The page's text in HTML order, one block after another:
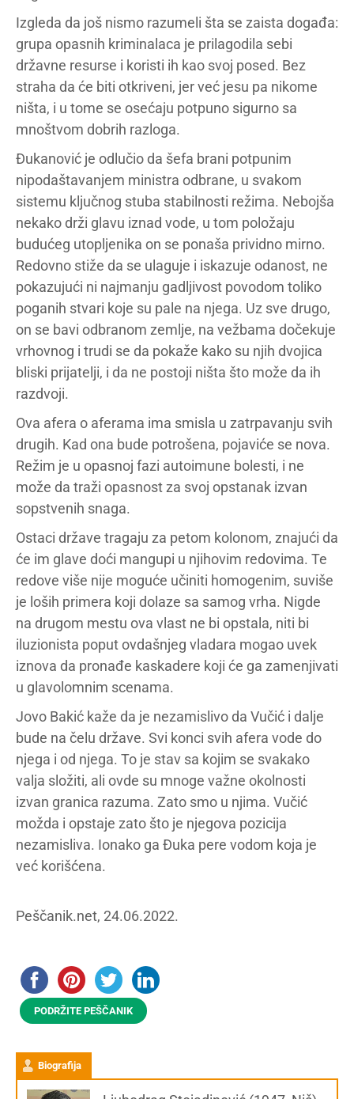
Izgleda da još nismo razumeli šta se zaista događa:
grupa opasnih kriminalaca je prilagodila sebi
državne resurse i koristi ih kao svoj posed. Bez
straha da će biti otkriveni, jer već jesu pa nikome
ništa, i u tome se osećaju potpuno sigurno sa
mnoštvom dobrih razloga.
Đukanović je odlučio da šefa brani potpunim
nipodaštavanjem ministra odbrane, u svakom
sistemu ključnog stuba stabilnosti režima. Nebojša
nekako drži glavu iznad vode, u tom položaju
budućeg utopljenika on se ponaša prividno mirno.
Redovno stiže da se ulaguje i iskazuje odanost, ne
pokazujući ni najmanju gadljivost povodom toliko
poganih stvari koje su pale na njega. Uz sve drugo,
on se bavi odbranom zemlje, na vežbama dočekuje
vrhovnog i trudi se da pokaže kako su njih dvojica
bliski prijatelji, i da ne postoji ništa što može da ih
razdvoji.
Ova afera o aferama ima smisla u zatrpavanju svih
drugih. Kad ona bude potrošena, pojaviće se nova.
Režim je u opasnoj fazi autoimune bolesti, i ne
može da traži opasnost za svoj opstanak izvan
sopstvenih snaga.
Ostaci države tragaju za petom kolonom, znajući da
će im glave doći mangupi u njihovim redovima. Te
redove više nije moguće učiniti homogenim, suviše
je loših primera koji dolaze sa samog vrha. Nigde
na drugom mestu ova vlast ne bi opstala, niti bi
iluzionista poput ovdašnjeg vladara mogao uvek
iznova da pronađe kaskadere koji će ga zamenjivati
u glavolomnim scenama.
Jovo Bakić kaže da je nezamislivo da Vučić i dalje
bude na čelu države. Svi konci svih afera vode do
njega i od njega. To je stav sa kojim se svakako
valja složiti, ali ovde su mnoge važne okolnosti
izvan granica razuma. Zato smo u njima. Vučić
možda i opstaje zato što je njegova pozicija
nezamisliva. Ionako ga Đuka pere vodom koja je
već korišćena.
Peščanik.net, 24.06.2022.
PODRŽITE PEŠČANIK
Biografija